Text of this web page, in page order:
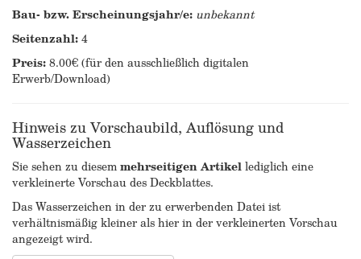
Bau- bzw. Erscheinungsjahr/e: unbekannt
Seitenzahl:4
Preis:8.00€ (für den ausschließlich digitalen
Erwerb/Download)
Hinweis zu Vorschaubild, Auflösung und
Wasserzeichen
Sie sehen zu diesemmehrseitigen Artikellediglich eine
verkleinerte Vorschau des Deckblattes.
Das Wasserzeichen in der zu erwerbenden Datei ist
verhältnismäßig kleiner als hier in der verkleinerten Vorschau
angezeigt wird.